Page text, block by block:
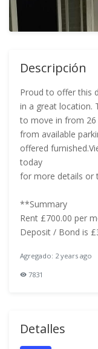
Descripción
Proud to offer this
in a great location.
to move in from 26
from available
offered
today
for more details or
**Summary
Rent £700.00 per
Deposit / Bond is
Agregado: 2 years ago
7831
Detalles